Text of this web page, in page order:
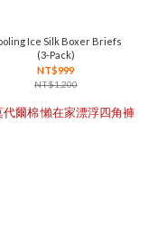
Ice Silk Boxer Briefs
(3-Pack)
NT$999
NT$1,200